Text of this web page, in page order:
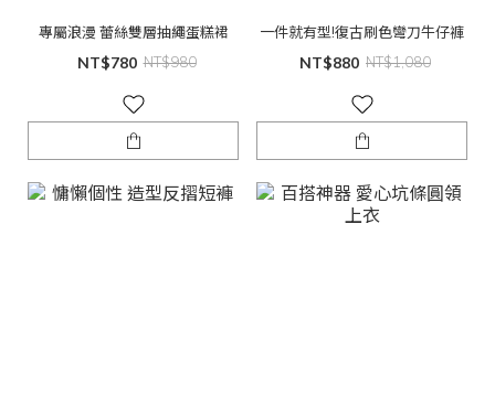
專屬浪漫 蕾絲雙層抽繩蛋糕裙
NT$780 NT$980
一件就有型!復古刷色彎刀牛仔褲
NT$880 NT$1,080